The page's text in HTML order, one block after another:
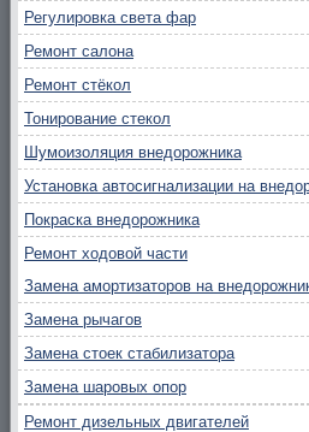
Регулировка света фар
Ремонт салона
Ремонт стёкол
Тонирование стекол
Шумоизоляция внедорожника
Установка автосигнализации на
Покраска внедорожника
Ремонт ходовой части
Замена амортизаторов на
Замена рычагов
Замена стоек стабилизатора
Замена шаровых опор
Ремонт дизельных двигателей